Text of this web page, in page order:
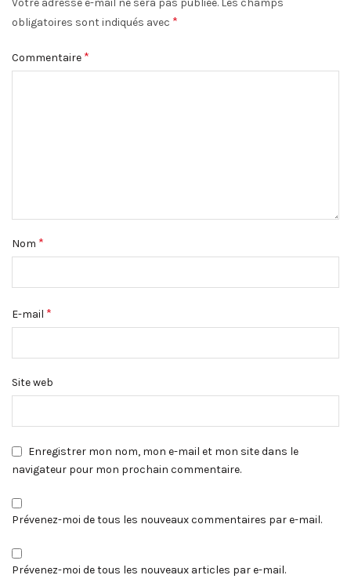
Votre adresse e-mail ne sera pas publiée. Les champs
obligatoires sont indiqués avec *
Commentaire *
Nom *
E-mail *
Site web
Enregistrer mon nom, mon e-mail et mon site dans le
navigateur pour mon prochain commentaire.
Prévenez-moi de tous les nouveaux commentaires par e-mail.
Prévenez-moi de tous les nouveaux articles par e-mail.